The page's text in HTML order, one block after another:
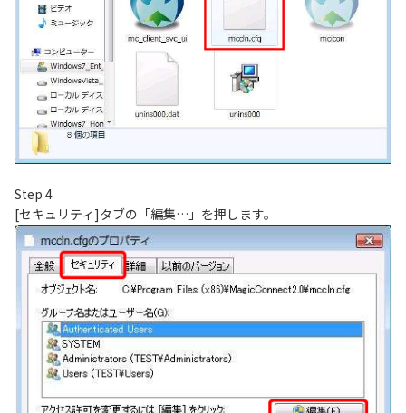
Step 4
[セキュリティ]タブの「編集…」を押します。